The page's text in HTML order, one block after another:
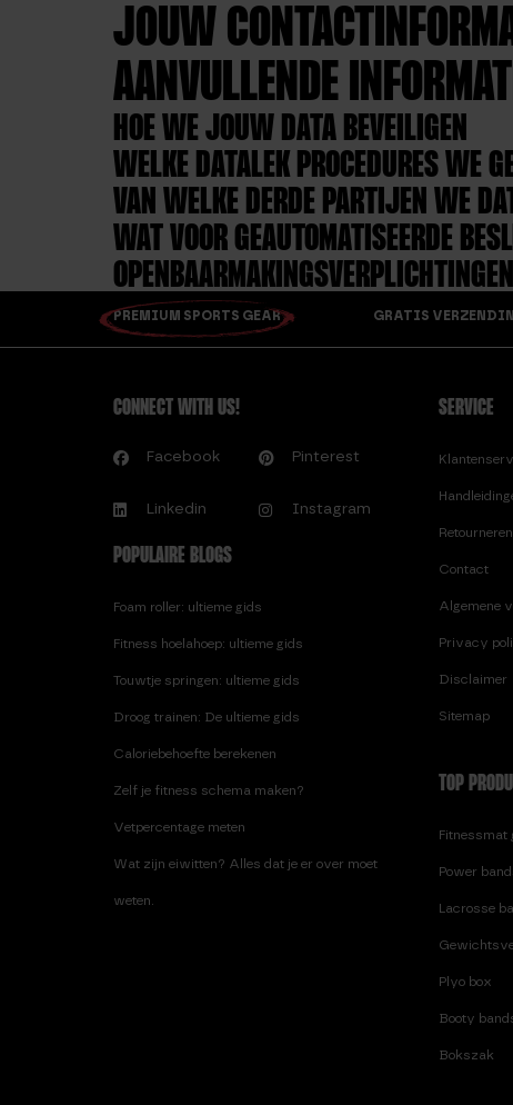
JOUW
AANVULLENDE
HOE WE JOUW DATA BEVEILIGEN
WELKE DATALEK PROCEDURES WE
VAN WELKE DERDE PARTIJEN WE
WAT VOOR GEAUTOMATISEERDE
PREMIUM SPORTS GEAR GRATIS
CONNECT WITH US!
Facebook Pinterest
Linkedin Instagram
POPULAIRE BLOGS
Foam roller: ultieme gids
Fitness hoelahoep: ultieme gids
Touwtje springen: ultieme gids
Droog trainen: De ultieme gids
Caloriebehoefte berekenen
Zelf je fitness schema maken?
Vetpercentage meten
Wat zijn eiwitten? Alles dat je er over moet
weten.
SERVICE
Retourneren
Contact
Algemene
Privacy
Disclaimer
Sitemap
TOP
Fitnessmat
Power
Lacrosse ball
Plyo box
Booty
Bokszak